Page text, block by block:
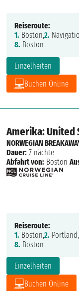
Einzelheiten
Buchen Online
Reiseroute:
1. Boston,2.
8. Boston
Amerika: United
Einzelheiten
Buchen Online
NORWEGIAN
Dauer: 7 nächte
Abfahrt von: Boston
Reiseroute:
1. Boston,2. Portland,
8. Boston